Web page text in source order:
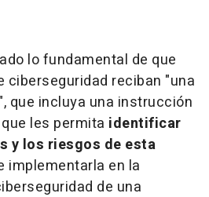
lo fundamental de que
ciberseguridad reciban "una
", que incluya una instrucción
les permita identificar
y los riesgos de esta
implementarla en la
de una